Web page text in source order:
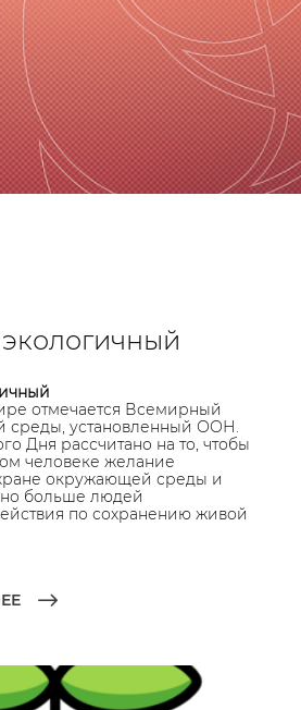
отмечается Всемирный
среды, установленный ООН.
Дня рассчитано на то, чтобы
человеке желание
окружающей среды и
больше людей
по сохранению живой